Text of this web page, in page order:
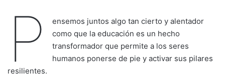
P
ensemos juntos algo tan cierto y alentador
como que la educación es un hecho
transformador que permite a los seres
humanos ponerse de pie y activar sus pilares
resilientes.